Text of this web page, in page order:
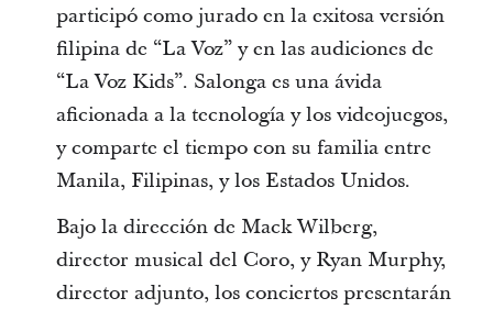
participó como jurado en la exitosa versión
filipina de “La Voz” y en las audiciones de
“La Voz Kids”. Salonga es una ávida
aficionada a la tecnología y los videojuegos,
y comparte el tiempo con su familia entre
Manila, Filipinas, y los Estados Unidos.
Bajo la dirección de Mack Wilberg,
director musical del Coro, y Ryan Murphy,
director adjunto, los conciertos presentarán